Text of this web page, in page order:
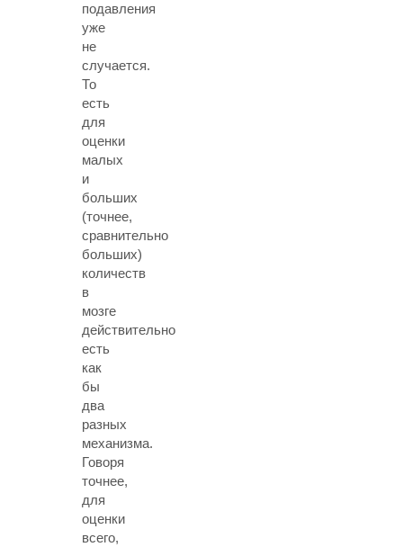
подавления
уже
не
случается.
То
есть
для
оценки
малых
и
больших
(точнее,
сравнительно
больших)
количеств
в
мозге
действительно
есть
как
бы
два
разных
механизма.
Говоря
точнее,
для
оценки
всего,